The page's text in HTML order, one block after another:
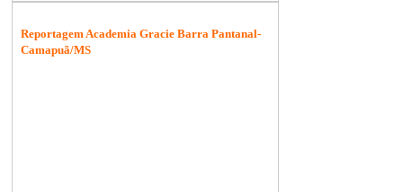
Reportagem Academia Gracie Barra Pantanal-
Camapuã/MS